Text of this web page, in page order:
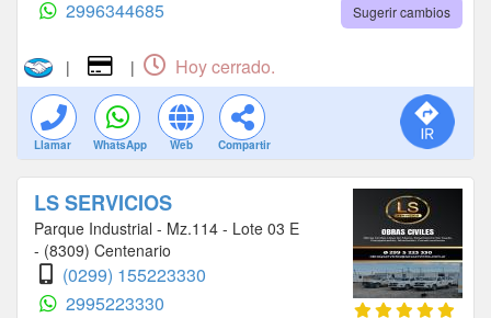
2996344685
Sugerir cambios
| | Hoy cerrado.
Llamar WhatsApp Web Compartir
LS SERVICIOS
Parque Industrial - Mz.114 - Lote 03 E
- (8309) Centenario
(0299) 155223330
2995223330